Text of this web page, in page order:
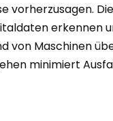
vorherzusagen.
erkennen
von Maschinen
minimiert